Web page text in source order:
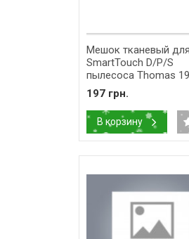
Мешок тканевый
SmartTouch D/P/S
пылесоса Thomas
197 грн.
В корзину